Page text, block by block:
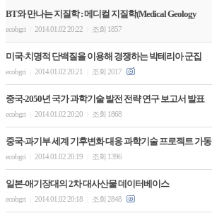
BT와 만나는 지질학 : 메디컬 지질학(Medical Geology
ecobgri 2014.01.02 20:22 조회 1857
미국-치명적 단백질을 이용해 경쟁하는 박테리아 군집
ecobgri 2014.01.02 20:21 조회 2017
중국-2050년 국가 과학기술 발전 전략 연구 보고서 발표
ecobgri 2014.01.02 20:20 조회 1868
중국-과기부 세계 기후변화 대응 과학기술 프로젝트 가동
ecobgri 2014.01.02 20:19 조회 1396
일본-애기장대의 2차 대사산물 데이터베이스
ecobgri 2014.01.02 20:18 조회 2848